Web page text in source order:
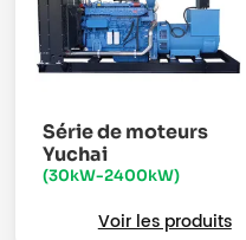
Série de moteurs
Yuchai
(30kW-2400kW)
Voir les produits